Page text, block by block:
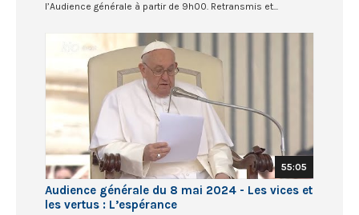
l’Audience générale à partir de 9h00. Retransmis et...
55:05
Audience générale du 8 mai 2024 - Les vices et
les vertus : L’espérance